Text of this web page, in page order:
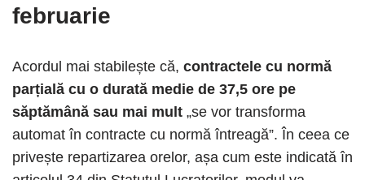
februarie
Acordul mai stabilește că, contractele cu normă
parțială cu o durată medie de 37,5 ore pe
săptămână sau mai mult „se vor transforma
automat în contracte cu normă întreagă”. În ceea ce
privește repartizarea orelor, așa cum este indicată în